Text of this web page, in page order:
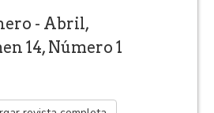
- Abril,
14, Número 1